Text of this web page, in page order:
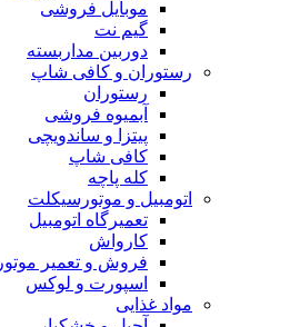
موبایل فروشی
گیم نت
دوربين مداربسته
رستوران و کافی شاپ
رستوران
آبمیوه فروشی
پیتزا و ساندویچی
کافی شاپ
کله پاچه
اتومبيل و موتورسيكلت
تعمیرگاه اتومبیل
کارواش
فروش و تعمیر موتور
اسپورت و لوکس
مواد غذایی